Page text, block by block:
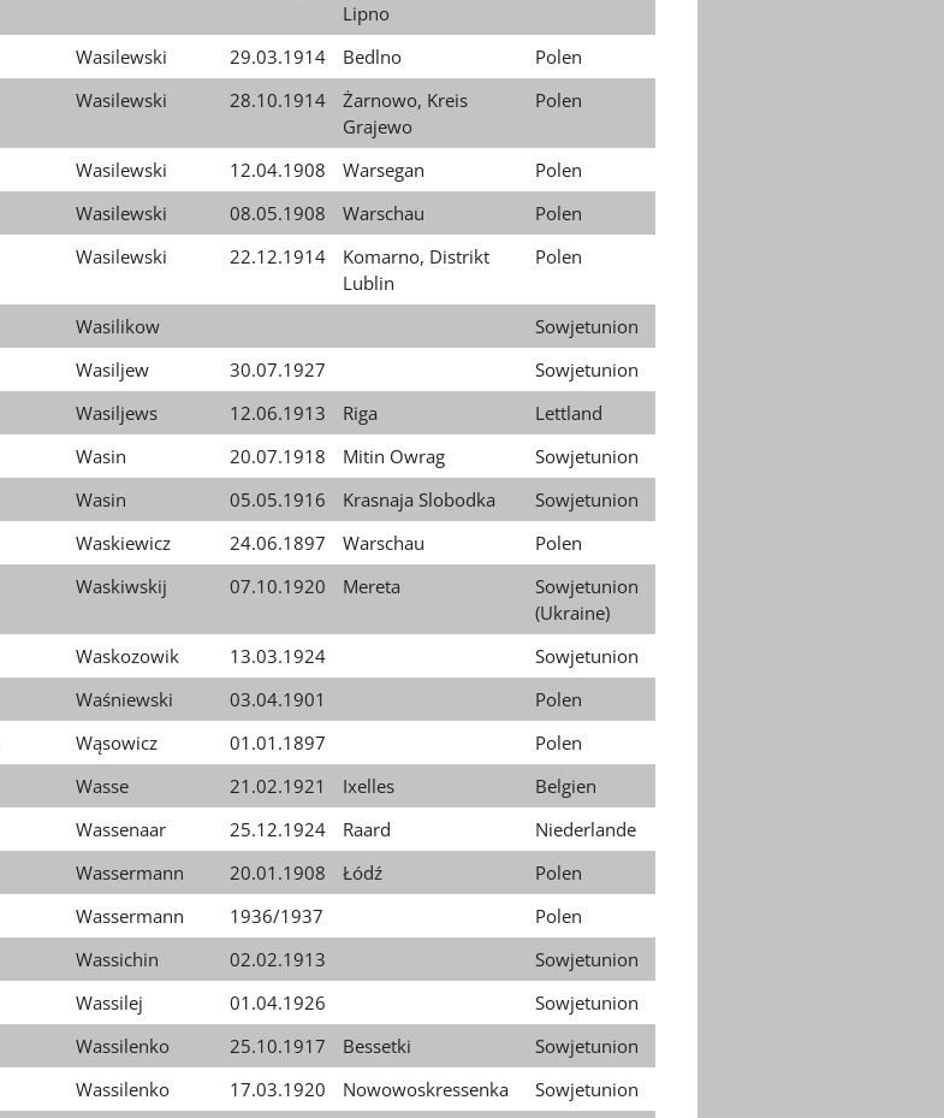
Lipno
Wasilewski 29.03.1914 Bedlno
Polen
Wasilewski 28.10.1914
Żarnowo, Kreis
Grajewo
Polen
Wasilewski 12.04.1908 Warsegan
Polen
Wasilewski 08.05.1908 Warschau
Polen
Wasilewski 22.12.1914
Komarno, Distrikt
Lublin
Polen
Wasilikow
Sowjetunion
Wasiljew 30.07.1927
Sowjetunion
Wasiljews 12.06.1913 Riga
Lettland
Wasin 20.07.1918 Mitin Owrag
Sowjetunion
Wasin 05.05.1916 Krasnaja Slobodka
Sowjetunion
Waskiewicz 24.06.1897 Warschau
Polen
Waskiwskij 07.10.1920 Mereta
Sowjetunion
(Ukraine)
Waskozowik 13.03.1924
Sowjetunion
Waśniewski 03.04.1901
Polen
Wąsowicz 01.01.1897
Polen
Wasse 21.02.1921 Ixelles
Belgien
Wassenaar 25.12.1924 Raard
Niederlande
Wassermann 20.01.1908 Łódź
Polen
Wassermann 1936/1937
Polen
Wassichin 02.02.1913
Sowjetunion
Wassilej 01.04.1926
Sowjetunion
Wassilenko 25.10.1917 Bessetki
Sowjetunion
Wassilenko 17.03.1920 Nowowoskressenka Sowjetunion